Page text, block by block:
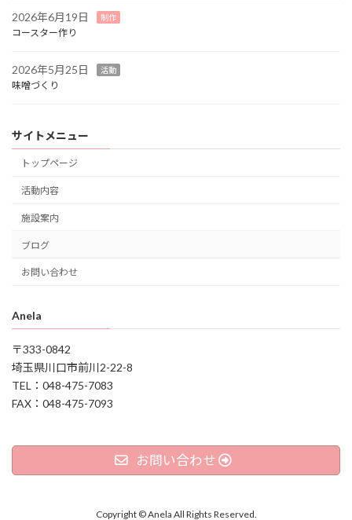
2026年6月19日 制作
コースター作り
2026年5月25日 活動
味噌づくり
サイトメニュー
トップページ
活動内容
施設案内
ブログ
お問い合わせ
Anela
〒333-0842
埼玉県川口市前川2-22-8
TEL：048-475-7083
FAX：048-475-7093
お問い合わせ
Copyright © Anela All Rights Reserved.